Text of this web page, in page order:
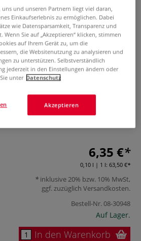
Fine Gouache-
Set
Bewertungen
10 Tuben á 10 ml in
Alle Farbtöne hervorragend
6,35 €
0,10 l | 1 l: 63,50 €
inklusive 20% bzw. 10% MwSt,
ggf. zuzüglich Versandkosten.
Bestell-Nr.08-30948
Auf Lager.
In den Warenkorb
uns und unseren Partnern liegt viel daran,
Einkaufserlebnis zu ermöglichen. Dabei
wie Datensparsamkeit, Transparenz und
Wenn Sie auf „Akzeptieren“ klicken, stimmen
auf Ihrem Gerät zu, um die
die Websitenutzung zu analysieren und
zu unterstützen. Selbstverständlich
jederzeit in den Einstellungen ändern oder
unter Datenschutz
Akzeptieren